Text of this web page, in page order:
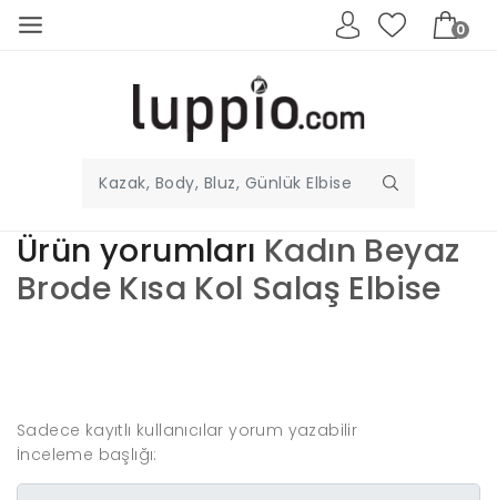
0
Ürün yorumları Kadın Beyaz
Brode Kısa Kol Salaş Elbise
Sadece kayıtlı kullanıcılar yorum yazabilir
İnceleme başlığı: